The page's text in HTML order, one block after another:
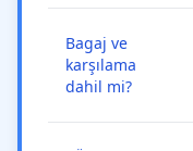
Bagaj ve
karşılama
dahil mi?